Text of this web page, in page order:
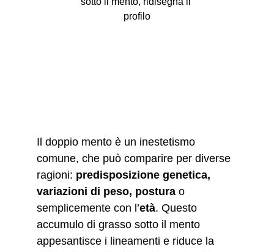
profilo
Il doppio mento è un inestetismo
comune, che può comparire per diverse
ragioni: predisposizione genetica,
variazioni di peso, postura o
semplicemente con l’età. Questo
accumulo di grasso sotto il mento
appesantisce i lineamenti e riduce la